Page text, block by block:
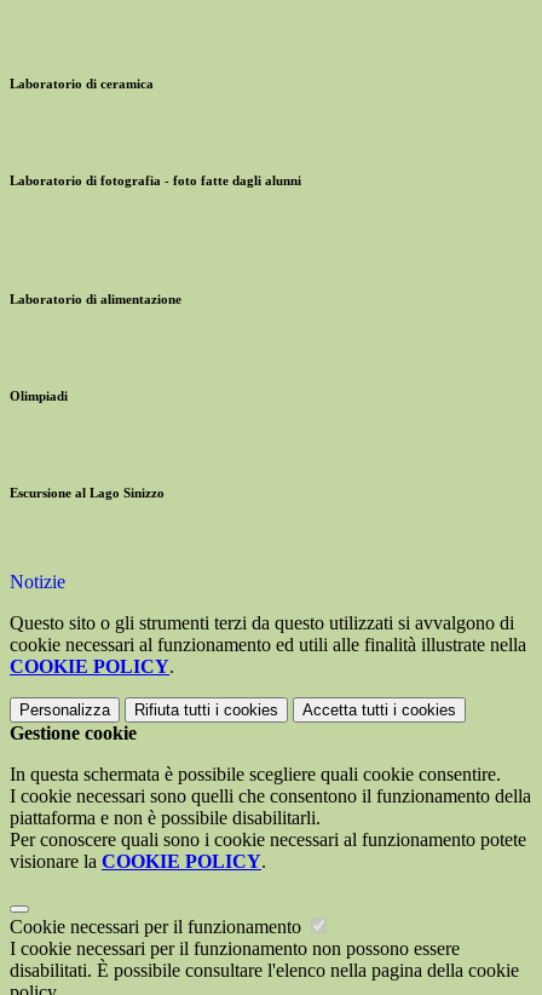
Laboratorio di ceramica
Laboratorio di fotografia - foto fatte dagli alunni
Laboratorio di alimentazione
Olimpiadi
Escursione al Lago Sinizzo
Notizie
Questo sito o gli strumenti terzi da questo utilizzati si avvalgono di
cookie necessari al funzionamento ed utili alle finalità illustrate nella
COOKIE POLICY.
Personalizza Rifiuta tutti i cookies Accetta tutti i cookies
Gestione cookie
In questa schermata è possibile scegliere quali cookie consentire.
I cookie necessari sono quelli che consentono il funzionamento della
piattaforma e non è possibile disabilitarli.
Per conoscere quali sono i cookie necessari al funzionamento potete
visionare la COOKIE POLICY.
Cookie necessari per il funzionamento
I cookie necessari per il funzionamento non possono essere
disabilitati. È possibile consultare l'elenco nella pagina della cookie